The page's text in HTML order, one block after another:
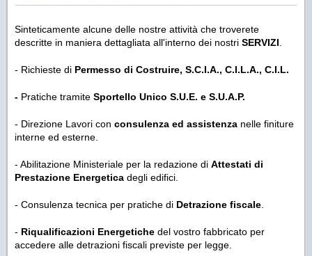
Sinteticamente alcune delle nostre attività che troverete
descritte in maniera dettagliata all'interno dei nostri SERVIZI.
- Richieste di Permesso di Costruire, S.C.I.A., C.I.L.A., C.I.L.
- Pratiche tramite Sportello Unico S.U.E. e S.U.A.P.
- Direzione Lavori con consulenza ed assistenza nelle finiture
interne ed esterne.
- Abilitazione Ministeriale per la redazione di Attestati di
Prestazione Energetica degli edifici.
- Consulenza tecnica per pratiche di Detrazione fiscale.
- Riqualificazioni Energetiche del vostro fabbricato per
accedere alle detrazioni fiscali previste per legge.